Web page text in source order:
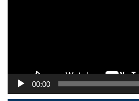
00:00